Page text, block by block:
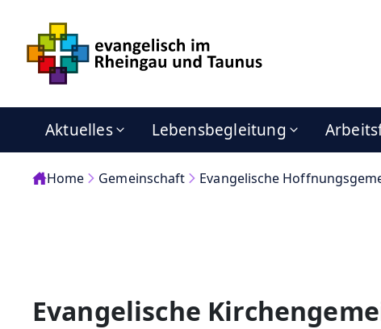
Aktuelles Lebensbegleitung
Home Gemeinschaft Evangelische
Evangelische